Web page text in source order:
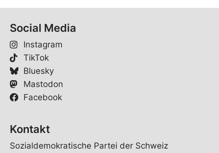
Social Media
Instagram
TikTok
Bluesky
Mastodon
Facebook
Kontakt
Sozialdemokratische Partei der Schweiz